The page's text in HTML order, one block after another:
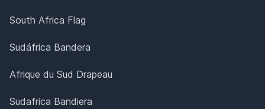
South Africa Flag
Sudáfrica Bandera
Afrique du Sud Drapeau
Sudafrica Bandiera